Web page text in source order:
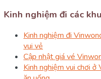
Kinh nghiệm đi các
Kinh nghiệm đi
vui vẻ
Cập nhật giá vé
Kinh nghiệm vui chơi